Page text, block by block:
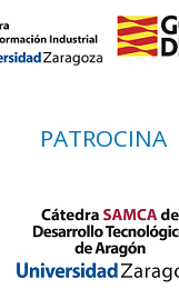
PATROCINA